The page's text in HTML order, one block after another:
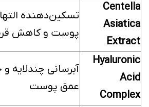
Centella
Asiatica
Extract
تسکین‌دهنده
پوست و کاهش
Hyaluronic
Acid
Complex
آبرسانی چندلایه
عمق پوست